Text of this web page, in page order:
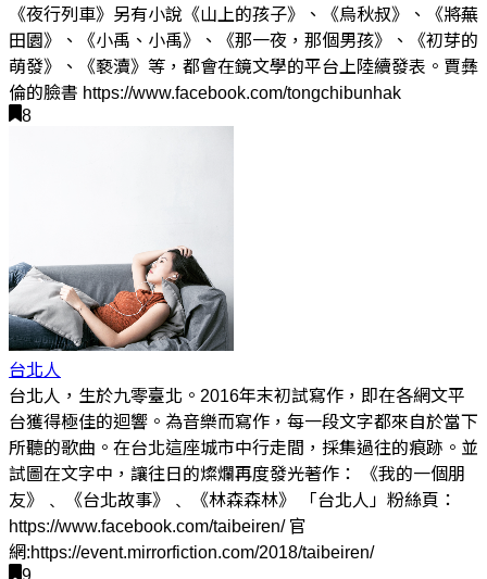
《夜行列車》另有小說《山上的孩子》、《烏秋叔》、《將蕪
田園》、《小禹、小禹》、《那一夜，那個男孩》、《初芽的
萌發》、《褻瀆》等，都會在鏡文學的平台上陸續發表。賈彝
倫的臉書 https://www.facebook.com/tongchibunhak
8
台北人
台北人，生於九零臺北。2016年末初試寫作，即在各網文平
台獲得極佳的迴響。為音樂而寫作，每一段文字都來自於當下
所聽的歌曲。在台北這座城市中行走間，採集過往的痕跡。並
試圖在文字中，讓往日的燦爛再度發光著作： 《我的一個朋
友》﹑ 《台北故事》﹑ 《林森森林》 「台北人」粉絲頁：
https://www.facebook.com/taibeiren/ 官
網:https://event.mirrorfiction.com/2018/taibeiren/